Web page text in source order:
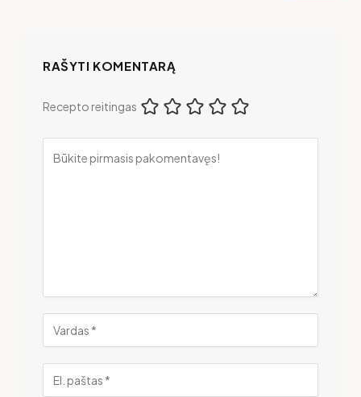
RAŠYTI KOMENTARĄ
Recepto reitingas